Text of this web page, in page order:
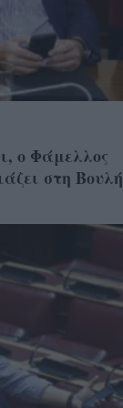
ο Φάμελλος
στη Βουλή